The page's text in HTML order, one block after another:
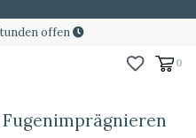
offen
0